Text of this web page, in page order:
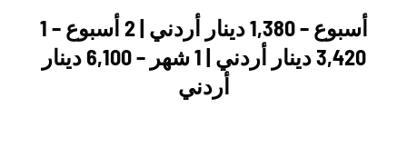
1 أسبوع – 1,380 دينار أردني | 2 أسبوع –
3,420 دينار أردني | 1 شهر – 6,100 دينار
أردني